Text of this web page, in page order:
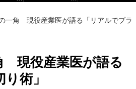
一角 現役産業医が語る「リアルでブラ
現役産業医が語る
術」